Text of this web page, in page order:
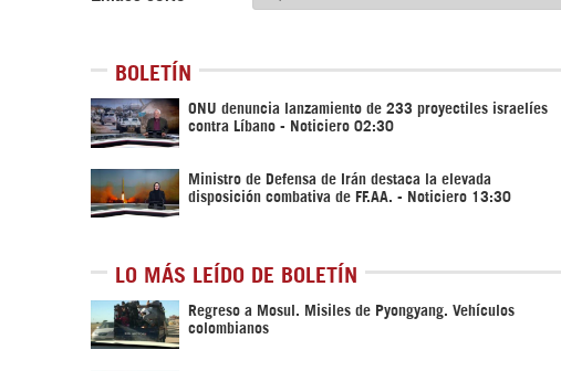
BOLETÍN
ONU denuncia lanzamiento de 233 proyectiles israelíes
contra Líbano - Noticiero 02:30
Ministro de Defensa de Irán destaca la elevada
disposición combativa de FF.AA. - Noticiero 13:30
LO MÁS LEÍDO DE BOLETÍN
Regreso a Mosul. Misiles de Pyongyang. Vehículos
colombianos